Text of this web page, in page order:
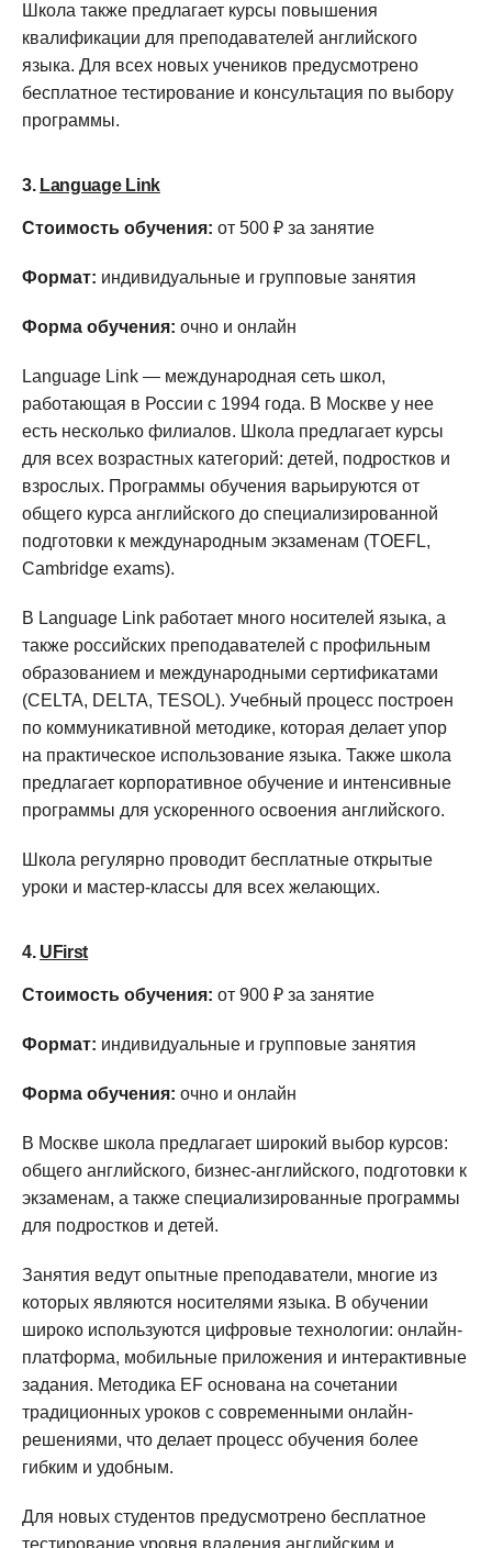
Школа также предлагает курсы повышения
квалификации для преподавателей английского
языка. Для всех новых учеников предусмотрено
бесплатное тестирование и консультация по выбору
программы.
3. Language Link
Стоимость обучения: от 500 ₽ за занятие
Формат: индивидуальные и групповые занятия
Форма обучения: очно и онлайн
Language Link — международная сеть школ,
работающая в России с 1994 года. В Москве у нее
есть несколько филиалов. Школа предлагает курсы
для всех возрастных категорий: детей, подростков и
взрослых. Программы обучения варьируются от
общего курса английского до специализированной
подготовки к международным экзаменам (TOEFL,
Cambridge exams).
В Language Link работает много носителей языка, а
также российских преподавателей с профильным
образованием и международными сертификатами
(CELTA, DELTA, TESOL). Учебный процесс построен
по коммуникативной методике, которая делает упор
на практическое использование языка. Также школа
предлагает корпоративное обучение и интенсивные
программы для ускоренного освоения английского.
Школа регулярно проводит бесплатные открытые
уроки и мастер-классы для всех желающих.
4. UFirst
Стоимость обучения: от 900 ₽ за занятие
Формат: индивидуальные и групповые занятия
Форма обучения: очно и онлайн
В Москве школа предлагает широкий выбор курсов:
общего английского, бизнес-английского, подготовки к
экзаменам, а также специализированные программы
для подростков и детей.
Занятия ведут опытные преподаватели, многие из
которых являются носителями языка. В обучении
широко используются цифровые технологии: онлайн-
платформа, мобильные приложения и интерактивные
задания. Методика EF основана на сочетании
традиционных уроков с современными онлайн-
решениями, что делает процесс обучения более
гибким и удобным.
Для новых студентов предусмотрено бесплатное
тестирование уровня владения английским и